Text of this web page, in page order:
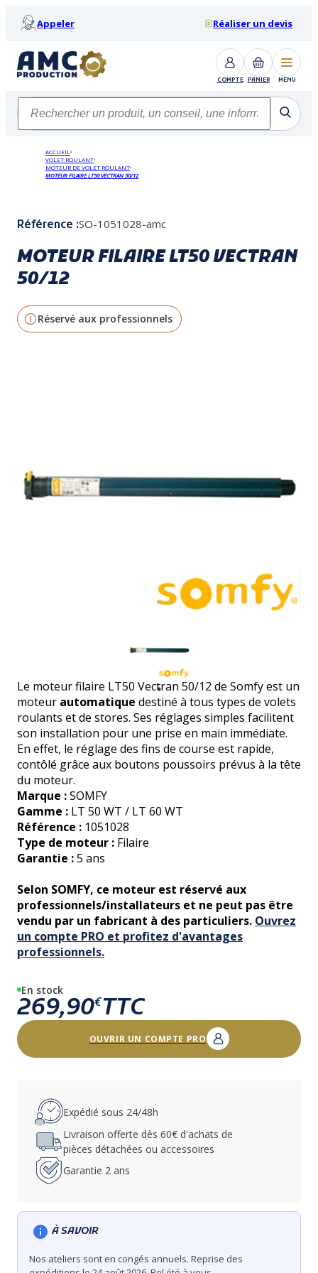
Appeler Réaliser un devis
COMPTE PANIER MENU
ACCUEIL
VOLET ROULANT
MOTEUR DE VOLET ROULANT
MOTEUR FILAIRE LT50 VECTRAN 50/12
Référence :SO-1051028-amc
MOTEUR FILAIRE LT50 VECTRAN
50/12
Réservé aux professionnels
Le moteur filaire LT50 Vectran 50/12 de Somfy est un
moteur automatique destiné à tous types de volets
roulants et de stores. Ses réglages simples facilitent
son installation pour une prise en main immédiate.
En effet, le réglage des fins de course est rapide,
contôlé grâce aux boutons poussoirs prévus à la tête
du moteur.
Marque :SOMFY
Gamme : LT 50 WT / LT 60 WT
Référence : 1051028
Type de moteur : Filaire
Garantie :5 ans
Selon SOMFY, ce moteur est réservé aux
professionnels/installateurs et ne peut pas être
vendu par un fabricant à des particuliers. Ouvrez
un compte PRO et profitez d'avantages
professionnels.
En stock
269,90€TTC
OUVRIR UN COMPTE PRO
Expédié sous 24/48h
Livraison offerte dès 60€ d'achats de
pièces détachées ou accessoires
Garantie 2 ans
À SAVOIR
Nos ateliers sont en congés annuels. Reprise des